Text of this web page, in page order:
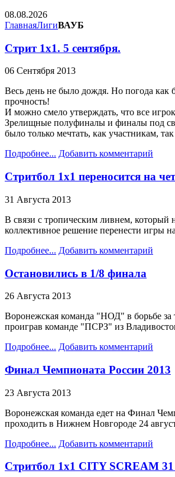
08.08.2026
ГлавнаяЛигиВАУБ
Стрит 1х1. 5 сентября.
06 Сентября 2013
Весь день не было дождя. Но погода как
прочность!
И можно смело утверждать, что все
Зрелищные полуфиналы и финалы под
было только мечтать, как участникам,
Подробнее... Добавить комментарий
Стритбол 1х1 переносится на
31 Августа 2013
В связи с тропическим ливнем, который
коллективное решение перенести игры
Подробнее... Добавить комментарий
Остановились в 1/8 финала
26 Августа 2013
Воронежская команда "НОД" в борьбе за
проиграв команде "ПСРЗ" из
Подробнее... Добавить комментарий
Финал Чемпионата России 2013
23 Августа 2013
Воронежская команда едет на Финал
проходить в Нижнем Новгороде 24
Подробнее... Добавить комментарий
Стритбол 1х1 CITY SCREAM 31